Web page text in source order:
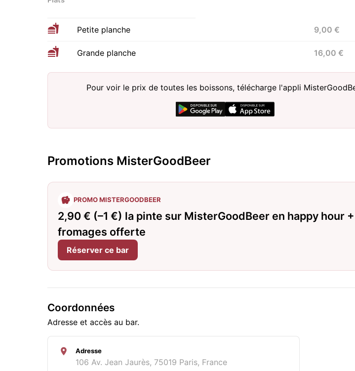
Petite planche 9,00 €
Grande planche 16,00 €
Pour voir le prix de toutes les boissons, télécharge l'appli
Promotions MisterGoodBeer
PROMO MISTERGOODBEER
2,90 € (–1 €) la pinte sur MisterGoodBeer en happy hour
fromages offerte
Réserver ce bar
Coordonnées
Adresse et accès au bar.
Adresse
106 Av. Jean Jaurès, 75019 Paris, France